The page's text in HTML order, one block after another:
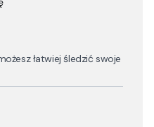
łatwiej śledzić swoje